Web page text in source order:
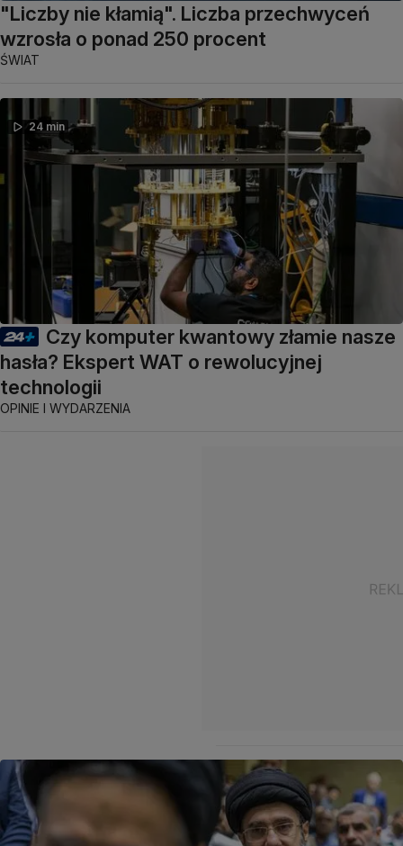
"Liczby nie kłamią". Liczba przechwyceń
wzrosła o ponad 250 procent
ŚWIAT
24 min
Czy komputer kwantowy złamie nasze
hasła? Ekspert WAT o rewolucyjnej
technologii
OPINIE I WYDARZENIA